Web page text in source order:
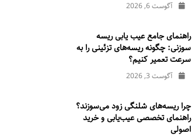
آگوست 6, 2026
راهنمای جامع عیب یابی ریسه
سوزنی: چگونه ریسه‌های تزئینی را به
سرعت تعمیر کنیم؟
آگوست 3, 2026
چرا ریسه‌های شلنگی زود می‌سوزند؟
راهنمای تخصصی عیب‌یابی و خرید
اصولی